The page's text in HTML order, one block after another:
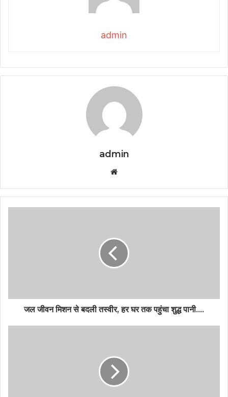
admin
admin
जल जीवन मिशन से बदली तस्वीर, हर घर तक पहुंचा शुद्ध पानी….